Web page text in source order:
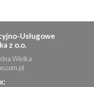
Usługowe
z o.o.
Wielka